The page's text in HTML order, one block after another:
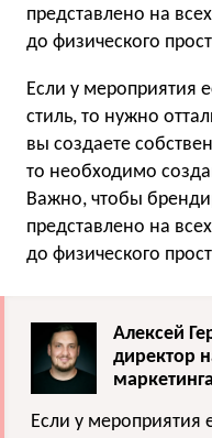
представлено на
до физического
Если у мероприятия
стиль, то нужно
вы создаете
то необходимо
Важно, чтобы
представлено на
до физического
Алексей
директор
маркетинга
Если у мероприятия